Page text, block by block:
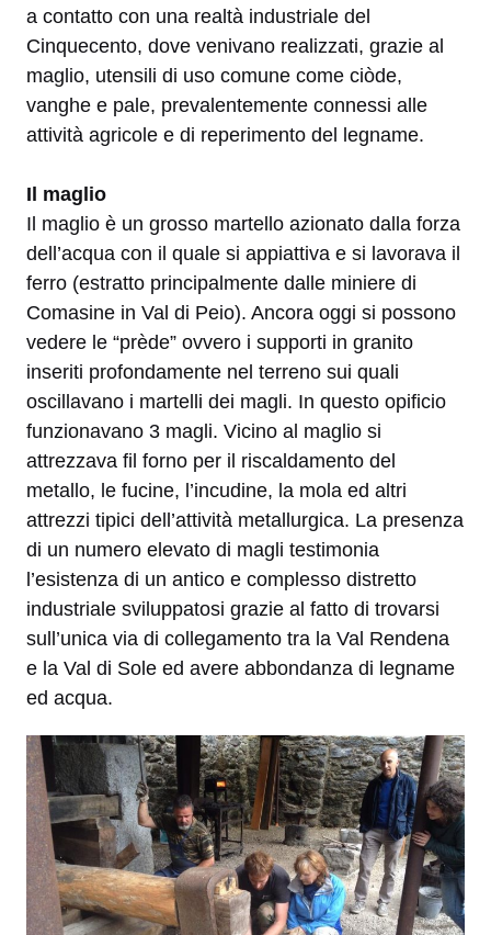
a contatto con una realtà industriale del
Cinquecento, dove venivano realizzati, grazie al
maglio, utensili di uso comune come ciòde,
vanghe e pale, prevalentemente connessi alle
attività agricole e di reperimento del legname.
Il maglio
Il maglio è un grosso martello azionato dalla forza
dell’acqua con il quale si appiattiva e si lavorava il
ferro (estratto principalmente dalle miniere di
Comasine in Val di Peio). Ancora oggi si possono
vedere le “prède” ovvero i supporti in granito
inseriti profondamente nel terreno sui quali
oscillavano i martelli dei magli. In questo opificio
funzionavano 3 magli. Vicino al maglio si
attrezzava fil forno per il riscaldamento del
metallo, le fucine, l’incudine, la mola ed altri
attrezzi tipici dell’attività metallurgica. La presenza
di un numero elevato di magli testimonia
l’esistenza di un antico e complesso distretto
industriale sviluppatosi grazie al fatto di trovarsi
sull’unica via di collegamento tra la Val Rendena
e la Val di Sole ed avere abbondanza di legname
ed acqua.